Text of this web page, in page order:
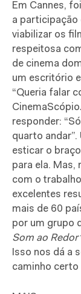
Em Cannes,
a participação
viabilizar os
respeitosa
de cinema
um escritório
“Queria falar
responder:
quarto
esticar o
para ela. Mas,
com o
excelentes
mais de 60
por um grupo
Som ao Redor
Isso nos dá a
caminho certo